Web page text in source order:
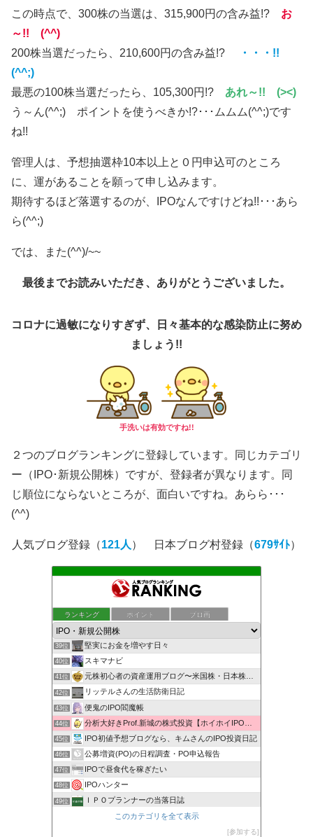
この時点で、300株の当選は、315,900円の含み益!? お
～!! (^^)
200株当選だったら、210,600円の含み益!?
・・・!!
(^^;)
最悪の100株当選だったら、105,300円!? あれ～!! (><)
う～ん(^^;) ポイントを使うべきか!?･･･ムムム(^^;)です
ね!!
管理人は、予想抽選枠10本以上と０円申込可のところ
に、運があることを願って申し込みます。
期待するほど落選するのが、IPOなんですけどね!!･･･あら
ら(^^;)
では、また(^^)/~~
最後までお読みいただき、ありがとうございました。
コロナに過敏になりすぎず、日々基本的な感染防止に努め
ましょう!!
手洗いは有効ですね!!
２つのブログランキングに登録しています。同じカテゴリ
ー（IPO･新規公開株）ですが、登録者が異なります。同
じ順位にならないところが、面白いですね。あらら･･･
(^^)
人気ブログ登録（121人 ） 日本ブログ村登録（679ｻｲﾄ）
ランキング ポイント ブロ画
37位 もんきち雑貨店投資日記
38位 株マニュアル まったり資産運用
39位 堅実にお金を増やす日々
40位 スキマナビ
41位 元株初心者の資産運用ブログ〜米国株・日本株・IPO株投資
42位 リッテルさんの生活防衛日記
43位 便鬼のIPO閻魔帳
44位 分析大好きProf.新城の株式投資【ホイホイIPO投資術】
45位 IPO初値予想ブログなら、キムさんのIPO投資日記
46位 公募増資(PO)の日程調査・PO申込報告
47位 IPOで昼食代を稼ぎたい
48位 IPOハンター
49位 ＩＰＯプランナーの当落日誌
新規公開株で1000万への道！
このカテゴリを全て表示
参加する